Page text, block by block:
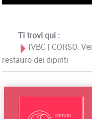
Ti trovi qui :
IVBC | CORSO:
restauro dei dipinti